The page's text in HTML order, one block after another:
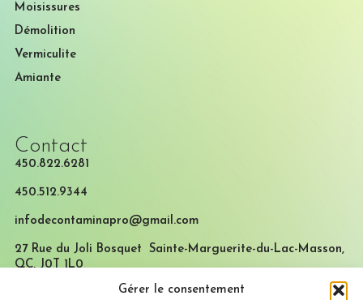
Gérer le consentement
Moisissures
Démolition
Vermiculite
Amiante
Contact
450.822.6281
450.512.9344
infodecontaminapro@gmail.com
27 Rue du Joli Bosquet Sainte-Marguerite-du-Lac-Masson,
QC, J0T 1L0
* NOUVELLE SUCCURSALE *8935 Av. Éric, Montréal,